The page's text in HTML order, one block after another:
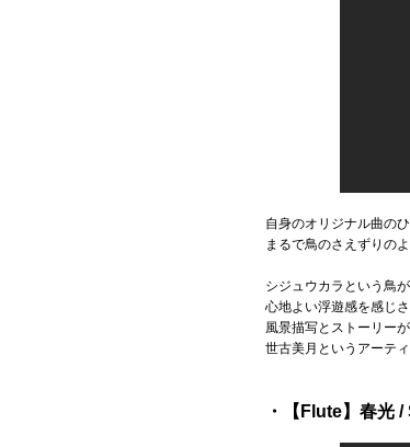
自身のオリジナル曲の
まるで鳥のさえずりの
シジュウカラという鳥
心地よい浮遊感を感じさ
風景描写とストーリー
世古美月というアーテ
・【Flute】春光